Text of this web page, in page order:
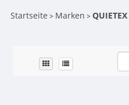
Startseite > Marken >QUIETEX